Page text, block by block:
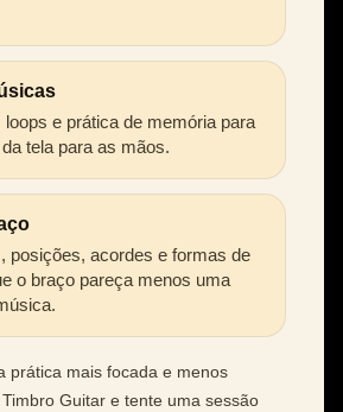
loops e prática de memória para
tela para as mãos.
posições, acordes e formas de
o braço pareça menos uma
prática mais focada e menos
Guitar e tente uma sessão